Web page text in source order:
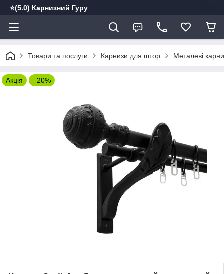
⭐️(5.0) Карнизний Гуру
Товари та послуги Карнизи для штор Металеві
Акція –20%